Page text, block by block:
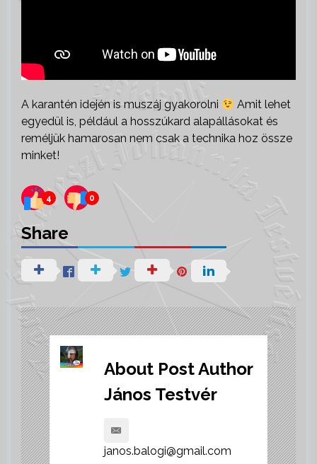
A karantén idején is muszáj gyakorolni
Amit lehet
egyedül is, például a hosszúkard alapállásokat és
reméljük hamarosan nem csak a technika hoz össze
minket!
4 0
Share
About Post Author
János Testvér
janos.balogi@gmail.com